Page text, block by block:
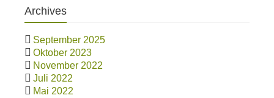
Archives
September 2025
Oktober 2023
November 2022
Juli 2022
Mai 2022